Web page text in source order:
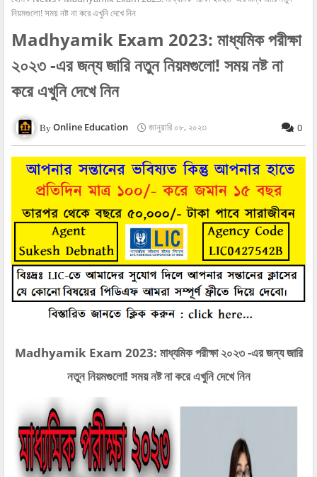
নিয়মগুলো! সময় নষ্ট না করে এখুনি দেখে নিন
Madhyamik Exam 2023: মাধ্যমিক পরীক্ষা
২০২৩ -এর জন্য জারি নতুন নিয়মগুলো! সময় নষ্ট না
করে এখুনি দেখে নিন
Online Education জানুয়ারি ০৮, ২০২৩ 0
Madhyamik Exam 2023: মাধ্যমিক পরীক্ষা ২০২৩ -এর জন্য জারি
নতুন নিয়মগুলো! সময় নষ্ট না করে এখুনি দেখে নিন